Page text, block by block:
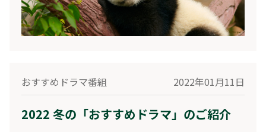
おすすめドラマ番組 2022年01月11日
2022 冬の「おすすめドラマ」のご紹介